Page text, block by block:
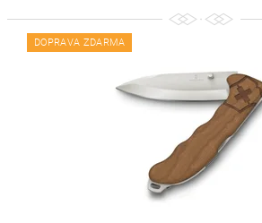
DOPRAVA ZDARMA